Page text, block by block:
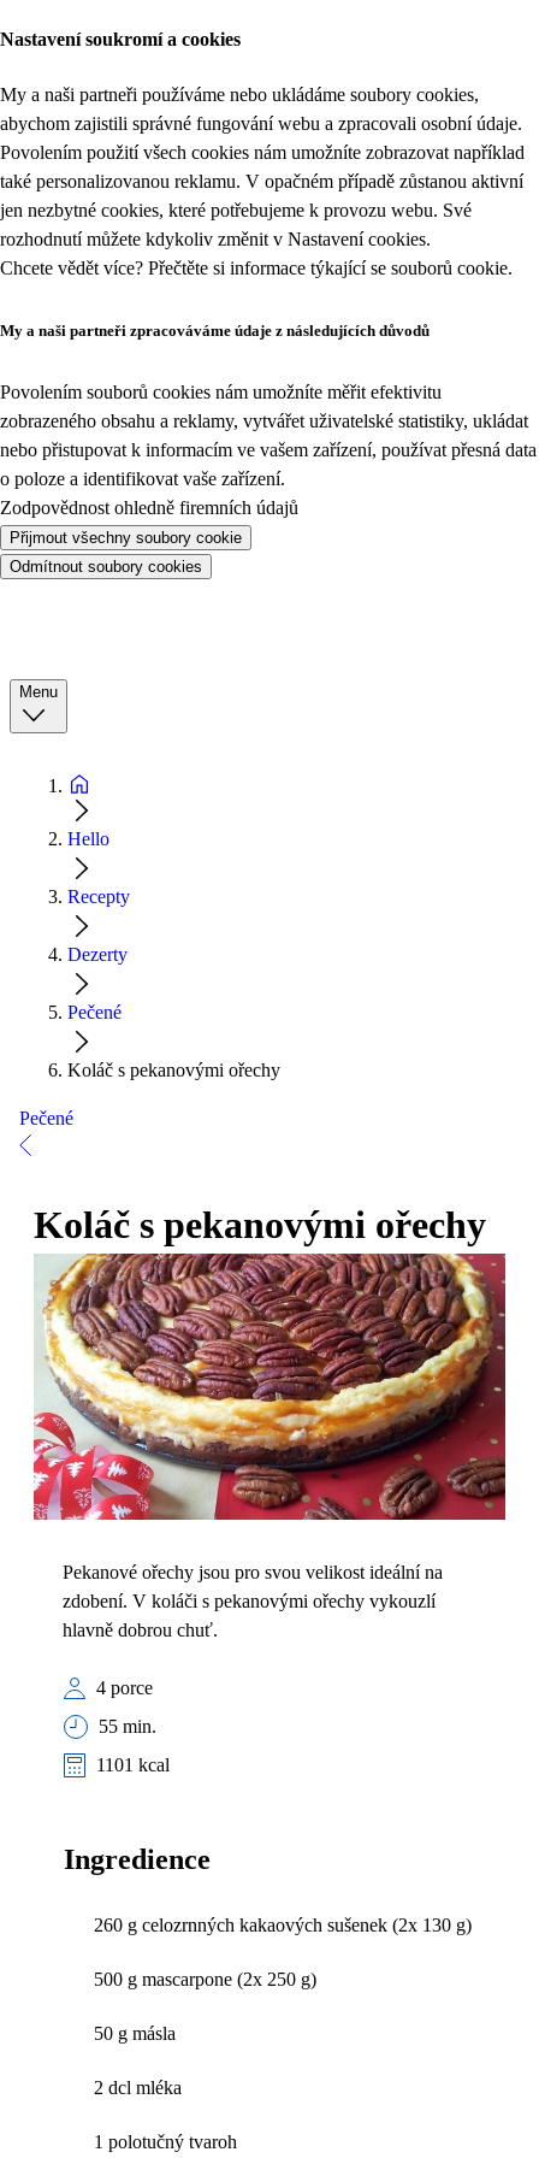
Nastavení soukromí a cookies
My a naši partneři používáme nebo ukládáme soubory cookies,
abychom zajistili správné fungování webu a zpracovali osobní údaje.
Povolením použití všech cookies nám umožníte zobrazovat například
také personalizovanou reklamu. V opačném případě zůstanou aktivní
jen nezbytné cookies, které potřebujeme k provozu webu. Své
rozhodnutí můžete kdykoliv změnit v Nastavení cookies.
Chcete vědět více? Přečtěte si informace týkající se souborů cookie.
My a naši partneři zpracováváme údaje z následujících důvodů
Povolením souborů cookies nám umožníte měřit efektivitu
zobrazeného obsahu a reklamy, vytvářet uživatelské statistiky, ukládat
nebo přistupovat k informacím ve vašem zařízení, používat přesná data
o poloze a identifikovat vaše zařízení.
Zodpovědnost ohledně firemních údajů
Přijmout všechny soubory cookie
Odmítnout soubory cookies
Menu
Hello
Recepty
Dezerty
Pečené
Koláč s pekanovými ořechy
Pečené
Koláč s pekanovými ořechy
Pekanové ořechy jsou pro svou velikost ideální na
zdobení. V koláči s pekanovými ořechy vykouzlí
hlavně dobrou chuť.
4 porce
55 min.
1101 kcal
Ingredience
260 g celozrnných kakaových sušenek (2x 130 g)
500 g mascarpone (2x 250 g)
50 g másla
2 dcl mléka
1 polotučný tvaroh